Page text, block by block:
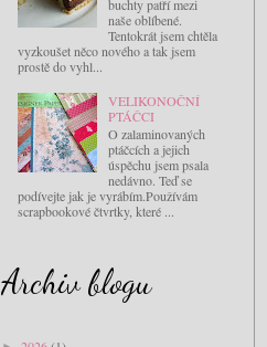
buchty patří mezi
naše oblíbené.
Tentokrát jsem chtěla
vyzkoušet něco nového a tak jsem
prostě do vyhl...
VELIKONOČNÍ
PTÁČCI
O zalaminovaných
ptáčcích a jejich
úspěchu jsem psala
nedávno. Teď se
podívejte jak je vyrábím.Používám
scrapbookové čtvrtky, které ...
Archiv blogu